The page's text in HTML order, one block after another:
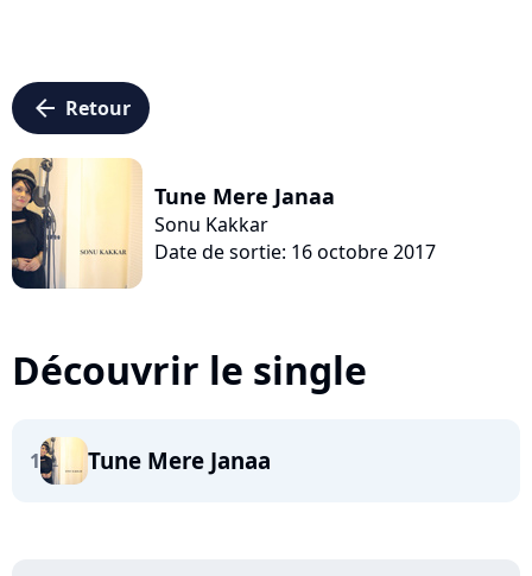
arrow_left Retour
Tune Mere Janaa
Sonu Kakkar
Date de sortie: 16 octobre 2017
Découvrir le single
1 Tune Mere Janaa